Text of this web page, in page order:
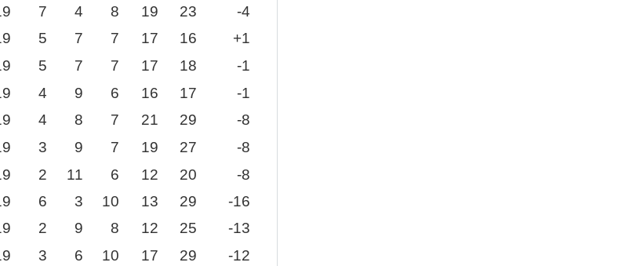
7 4 8 19 23
-4
5 7 7 17 16
+1
5 7 7 17 18
-1
4 9 6 16 17
-1
4 8 7 21 29
-8
3 9 7 19 27
-8
2 11 6 12 20
-8
6 3 10 13 29
-16
2 9 8 12 25
-13
3 6 10 17 29 -12